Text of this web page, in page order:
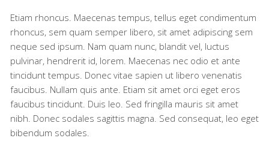
Etiam rhoncus. Maecenas tempus, tellus eget condimentum
rhoncus, sem quam semper libero, sit amet adipiscing sem
neque sed ipsum. Nam quam nunc, blandit vel, luctus
pulvinar, hendrerit id, lorem. Maecenas nec odio et ante
tincidunt tempus. Donec vitae sapien ut libero venenatis
faucibus. Nullam quis ante. Etiam sit amet orci eget eros
faucibus tincidunt. Duis leo. Sed fringilla mauris sit amet
nibh. Donec sodales sagittis magna. Sed consequat, leo eget
bibendum sodales.